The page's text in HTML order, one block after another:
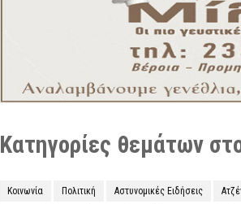
Κατηγορίες θεμάτων
Κοινωνία Πολιτική Αστυνομικές Ειδήσεις